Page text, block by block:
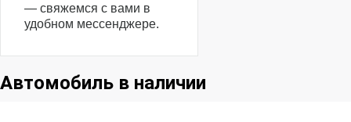
— свяжемся с вами в
удобном мессенджере.
Автомобиль в наличии